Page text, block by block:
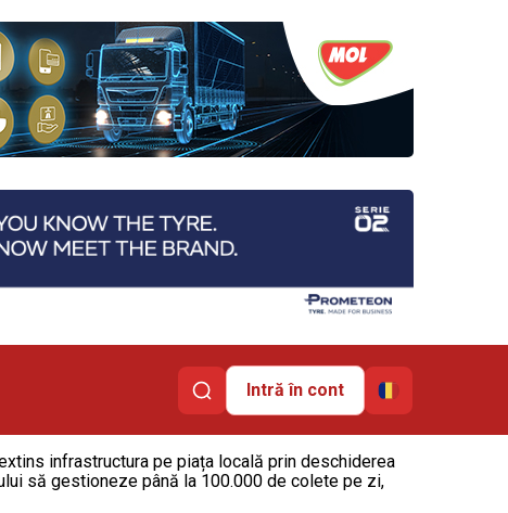
Intră în cont
infrastructura pe piața locală prin deschiderea
să gestioneze până la 100.000 de colete pe zi,